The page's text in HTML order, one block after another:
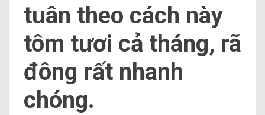
tuân theo cách này
tôm tươi cả tháng, rã
đông rất nhanh
chóng.